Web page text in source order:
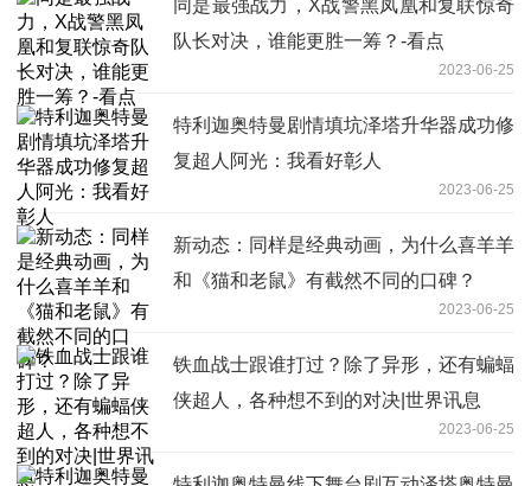
同是最强战力，X战警黑凤凰和复联惊奇
队长对决，谁能更胜一筹？-看点
2023-06-25
特利迦奥特曼剧情填坑泽塔升华器成功修
复超人阿光：我看好彰人
2023-06-25
新动态：同样是经典动画，为什么喜羊羊
和《猫和老鼠》有截然不同的口碑？
2023-06-25
铁血战士跟谁打过？除了异形，还有蝙蝠
侠超人，各种想不到的对决|世界讯息
2023-06-25